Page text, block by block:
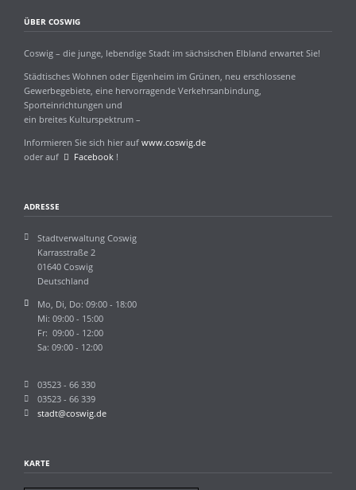
ÜBER COSWIG
Coswig – die junge, lebendige Stadt im sächsischen Elbland erwartet Sie!
Städtisches Wohnen oder Eigenheim im Grünen, neu erschlossene
Gewerbegebiete, eine hervorragende Verkehrsanbindung,
Sporteinrichtungen und
ein breites Kulturspektrum –
Informieren Sie sich hier auf www.coswig.de
oder auf
Facebook!
ADRESSE
Stadtverwaltung Coswig
Karrasstraße 2
01640 Coswig
Deutschland
Mo, Di, Do: 09:00 - 18:00
Mi: 09:00 - 15:00
Fr: 09:00 - 12:00
Sa: 09:00 - 12:00
03523 - 66 330
03523 - 66 339
stadt@coswig.de
KARTE